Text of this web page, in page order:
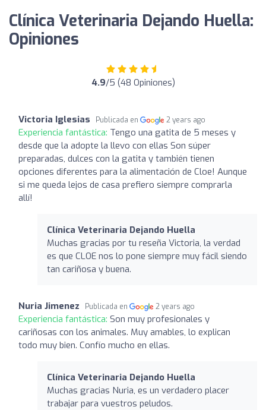
Clínica Veterinaria Dejando Huella:
Opiniones
4.9/5 (48 Opiniones)
Victoria Iglesias Publicada en 2 years ago
Experiencia fantástica: Tengo una gatita de 5 meses y
desde que la adopte la llevo con ellas Son súper
preparadas, dulces con la gatita y también tienen
opciones diferentes para la alimentación de Cloe! Aunque
si me queda lejos de casa prefiero siempre comprarla
allí!
Clínica Veterinaria Dejando Huella
Muchas gracias por tu reseña Victoria, la verdad
es que CLOE nos lo pone siempre muy fácil siendo
tan cariñosa y buena.
Nuria Jimenez Publicada en 2 years ago
Experiencia fantástica: Son muy profesionales y
cariñosas con los animales. Muy amables, lo explican
todo muy bien. Confío mucho en ellas.
Clínica Veterinaria Dejando Huella
Muchas gracias Nuria, es un verdadero placer
trabajar para vuestros peludos.